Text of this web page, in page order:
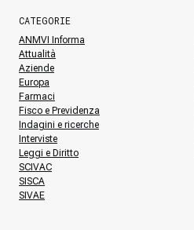
CATEGORIE
ANMVI Informa
Attualità
Aziende
Europa
Farmaci
Fisco e Previdenza
Indagini e ricerche
Interviste
Leggi e Diritto
SCIVAC
SISCA
SIVAE